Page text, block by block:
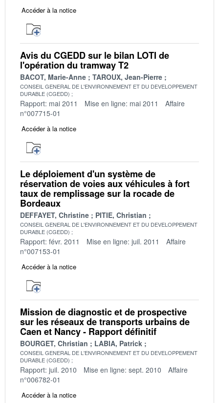
Accéder à la notice
Avis du CGEDD sur le bilan LOTI de
l'opération du tramway T2
BACOT, Marie-Anne TAROUX, Jean-Pierre
CONSEIL GENERAL DE L'ENVIRONNEMENT ET DU DEVELOPPEMENT
DURABLE (CGEDD)
Rapport: mai 2011 Mise en ligne: mai 2011
Affaire
n°007715-01
Accéder à la notice
Le déploiement d'un système de
réservation de voies aux véhicules à fort
taux de remplissage sur la rocade de
Bordeaux
DEFFAYET, Christine PITIE, Christian
CONSEIL GENERAL DE L'ENVIRONNEMENT ET DU DEVELOPPEMENT
DURABLE (CGEDD)
Rapport: févr. 2011 Mise en ligne: juil. 2011
Affaire
n°007153-01
Accéder à la notice
Mission de diagnostic et de prospective
sur les réseaux de transports urbains de
Caen et Nancy - Rapport définitif
BOURGET, Christian LABIA, Patrick
CONSEIL GENERAL DE L'ENVIRONNEMENT ET DU DEVELOPPEMENT
DURABLE (CGEDD)
Rapport: juil. 2010 Mise en ligne: sept. 2010
Affaire
n°006782-01
Accéder à la notice